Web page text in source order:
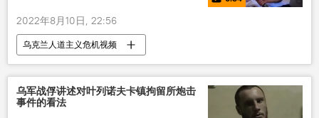
2022年8月10日, 22:56
乌克兰人道主义危机视频
乌军战俘讲述对叶列诺夫卡镇拘留所炮击
事件的看法